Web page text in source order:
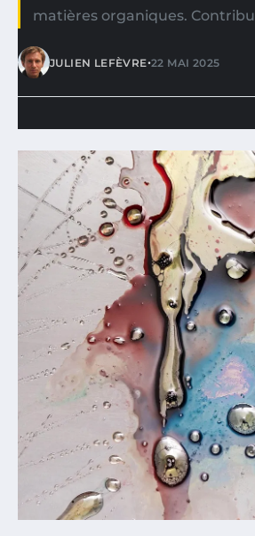
matières organiques.
JULIEN LEFÈVRE•22 MAI 2025